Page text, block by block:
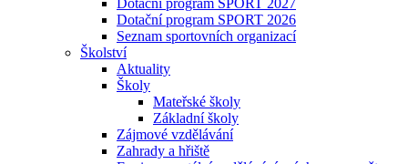
Dotační program SPORT 2027
Dotační program SPORT 2026
Seznam sportovních organizací
Školství
Aktuality
Školy
Mateřské školy
Základní školy
Zájmové vzdělávání
Zahrady a hřiště